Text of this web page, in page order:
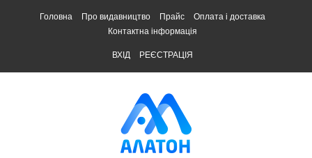
Головна Про видавництво Прайс
Оплата і доставка
Контактна інформація
ВХІД РЕЄСТРАЦІЯ